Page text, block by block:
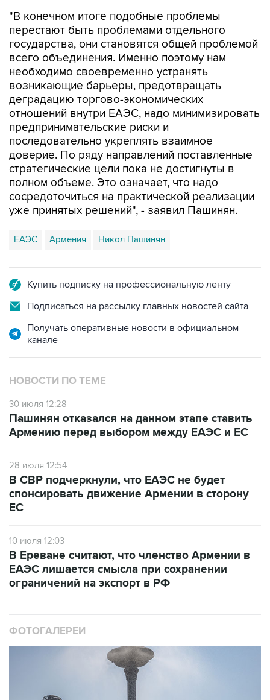
"В конечном итоге подобные проблемы
перестают быть проблемами отдельного
государства, они становятся общей проблемой
всего объединения. Именно поэтому нам
необходимо своевременно устранять
возникающие барьеры, предотвращать
деградацию торгово-экономических
отношений внутри ЕАЭС, надо минимизировать
предпринимательские риски и
последовательно укреплять взаимное
доверие. По ряду направлений поставленные
стратегические цели пока не достигнуты в
полном объеме. Это означает, что надо
сосредоточиться на практической реализации
уже принятых решений", - заявил Пашинян.
ЕАЭС Армения Никол Пашинян
Купить подписку на профессиональную ленту
Подписаться на рассылку главных новостей сайта
Получать оперативные новости в официальном
канале
НОВОСТИ ПО ТЕМЕ
30 июля 12:28
Пашинян отказался на данном этапе ставить
Армению перед выбором между ЕАЭС и ЕС
28 июля 12:54
В СВР подчеркнули, что ЕАЭС не будет
спонсировать движение Армении в сторону
ЕС
10 июля 12:03
В Ереване считают, что членство Армении в
ЕАЭС лишается смысла при сохранении
ограничений на экспорт в РФ
ФОТОГАЛЕРЕИ